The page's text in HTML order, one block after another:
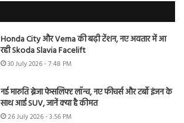
Honda City और Verna की बढ़ी टेंशन, नए अवतार में आ
रही Skoda Slavia Facelift
30 July 2026 - 7:48 PM
नई मारुति ब्रेजा फेसलिफ्ट लॉन्च, नए फीचर्स और टर्बो इंजन के
साथ आई SUV, जानें क्या है कीमत
26 July 2026 - 3:56 PM